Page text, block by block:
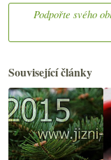
Podpořte svého
Související články